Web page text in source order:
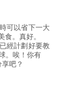
可以省下一大
。真好。
經計劃好要教
。唉！你有
吧？